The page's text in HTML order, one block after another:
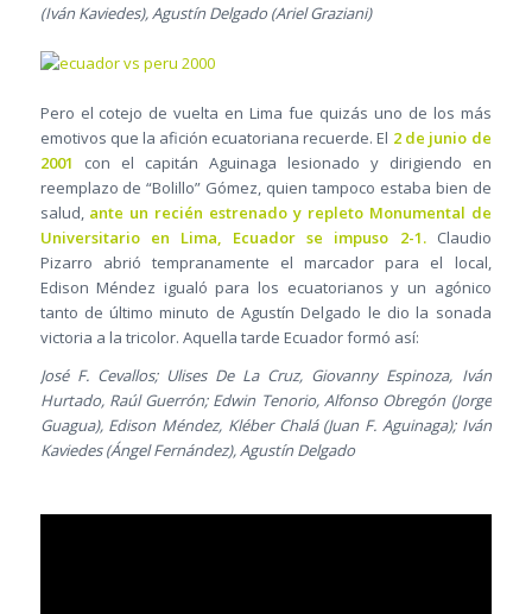
(Iván Kaviedes), Agustín Delgado (Ariel Graziani)
Pero el cotejo de vuelta en Lima fue quizás uno de los más
emotivos que la afición ecuatoriana recuerde. El 2 de junio de
2001 con el capitán Aguinaga lesionado y dirigiendo en
reemplazo de “Bolillo” Gómez, quien tampoco estaba bien de
salud,ante un recién estrenado y repleto Monumental de
Universitario en Lima, Ecuador se impuso 2-1.Claudio
Pizarro abrió tempranamente el marcador para el local,
Edison Méndez igualó para los ecuatorianos y un agónico
tanto de último minuto de Agustín Delgado le dio la sonada
victoria a la tricolor. Aquella tarde Ecuador formó así:
José F. Cevallos; Ulises De La Cruz, Giovanny Espinoza, Iván
Hurtado, Raúl Guerrón; Edwin Tenorio, Alfonso Obregón (Jorge
Guagua), Edison Méndez, Kléber Chalá (Juan F. Aguinaga); Iván
Kaviedes (Ángel Fernández), Agustín Delgado